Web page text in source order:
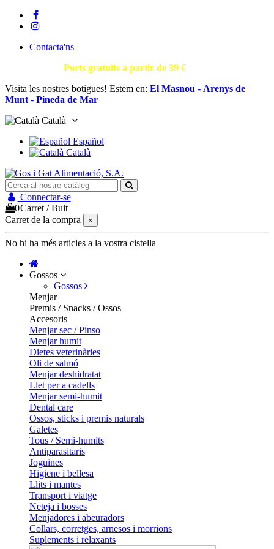
Contacta'ns
Ports gratuïts a partir de 39 €
Visita les nostres botigues! Estem en: El Masnou - Arenys de
Munt - Pineda de Mar
Català
Español
Català
Connectar-se
0Carret /Buit
Carret de la compra
×
No hi ha més articles a la vostra cistella
Gossos
Gossos
Menjar
Premis / Snacks / Ossos
Accesoris
Menjar sec / Pinso
Menjar humit
Dietes veterinàries
Oli de salmó
Menjar deshidratat
Llet per a cadells
Menjar semi-humit
Dental care
Ossos, sticks i premis naturals
Galetes
Tous / Semi-humits
Antiparasitaris
Joguines
Higiene i bellesa
Llits i mantes
Transport i viatge
Neteja i bosses
Menjadores i abeuradors
Collars, corretges, arnesos i morrions
Suplements i relaxants